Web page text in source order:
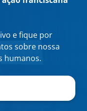
e fique por
sobre nossa
humanos.